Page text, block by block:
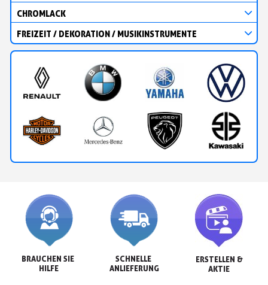
CHROMLACK
FREIZEIT / DEKORATION / MUSIKINSTRUMENTE
BRAUCHEN SIE
HILFE
SCHNELLE
ANLIEFERUNG
ERSTELLEN &
AKTIE